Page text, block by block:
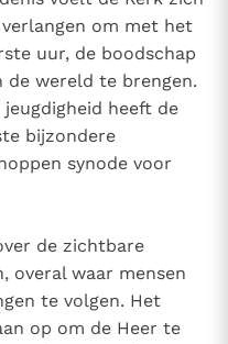
om met het
uur, de boodschap
de wereld te brengen.
heeft de
bijzondere
synode voor
de zichtbare
overal waar mensen
te volgen. Het
op om de Heer te